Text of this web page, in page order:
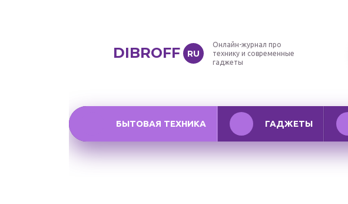
DIBROFF RU
Онлайн-журнал про
технику и современные
гаджеты
БЫТОВАЯ ТЕХНИКА ГАДЖЕТЫ